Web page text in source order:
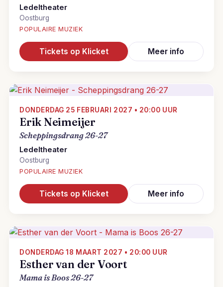
Ledeltheater
Oostburg
POPULAIRE MUZIEK
Tickets op Klicket Meer info
DONDERDAG 25 FEBRUARI 2027 • 20:00 UUR
Erik Neimeijer
Scheppingsdrang 26-27
Ledeltheater
Oostburg
POPULAIRE MUZIEK
Tickets op Klicket Meer info
DONDERDAG 18 MAART 2027 • 20:00 UUR
Esther van der Voort
Mama is Boos 26-27